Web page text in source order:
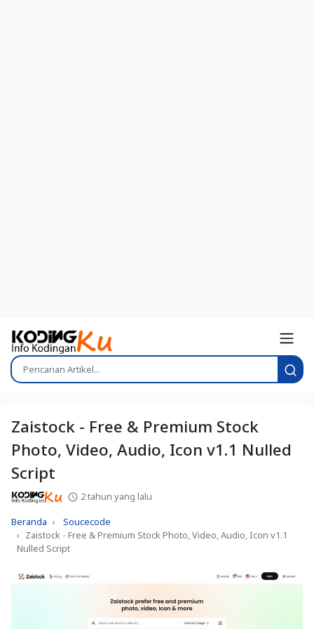
Zaistock - Free & Premium Stock
Photo, Video, Audio, Icon v1.1 Nulled
Script
2 tahun yang lalu
Beranda
Soucecode
Zaistock - Free & Premium Stock Photo, Video, Audio, Icon v1.1
Nulled Script